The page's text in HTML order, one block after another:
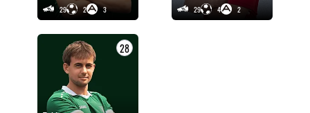
29 2 3 29 4 2
28